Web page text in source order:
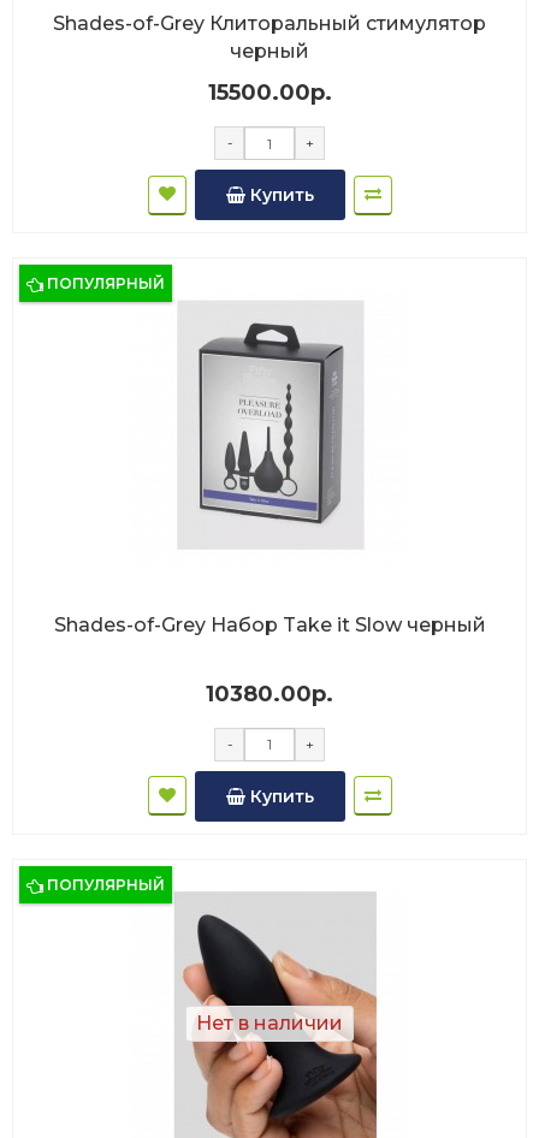
Shades-of-Grey Клиторальный стимулятор
черный
15500.00р.
- +
Купить
ПОПУЛЯРНЫЙ
Shades-of-Grey Набор Take it Slow черный
10380.00р.
- +
Купить
ПОПУЛЯРНЫЙ
Нет в наличии